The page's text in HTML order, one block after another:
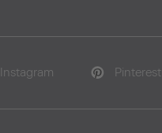
Instagram Pinterest